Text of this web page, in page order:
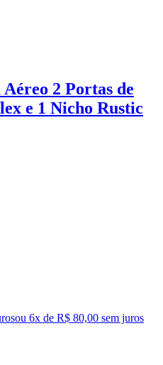
2 Portas de
e 1 Nicho Rustic
ou 6x de R$ 80,00 sem juros